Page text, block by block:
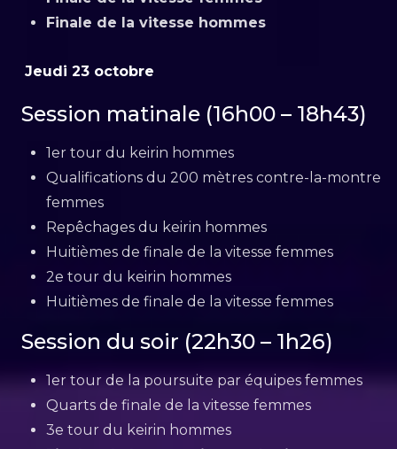
Finale de la vitesse hommes
Jeudi 23 octobre
Session matinale (16h00 – 18h43)
1er tour du keirin hommes
Qualifications du 200 mètres contre-la-montre
femmes
Repêchages du keirin hommes
Huitièmes de finale de la vitesse femmes
2e tour du keirin hommes
Huitièmes de finale de la vitesse femmes
Session du soir (22h30 – 1h26)
1er tour de la poursuite par équipes femmes
Quarts de finale de la vitesse femmes
3e tour du keirin hommes